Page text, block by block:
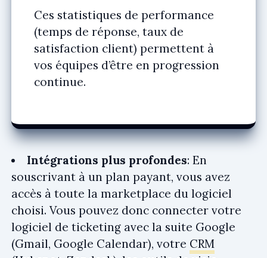
Ces statistiques de performance
(temps de réponse, taux de
satisfaction client) permettent à
vos équipes d’être en progression
continue.
Intégrations plus profondes: En
souscrivant à un plan payant, vous avez
accès à toute la marketplace du logiciel
choisi. Vous pouvez donc connecter votre
logiciel de ticketing avec la suite Google
(Gmail, Google Calendar), votre CRM